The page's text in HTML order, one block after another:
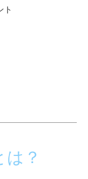
ト
？